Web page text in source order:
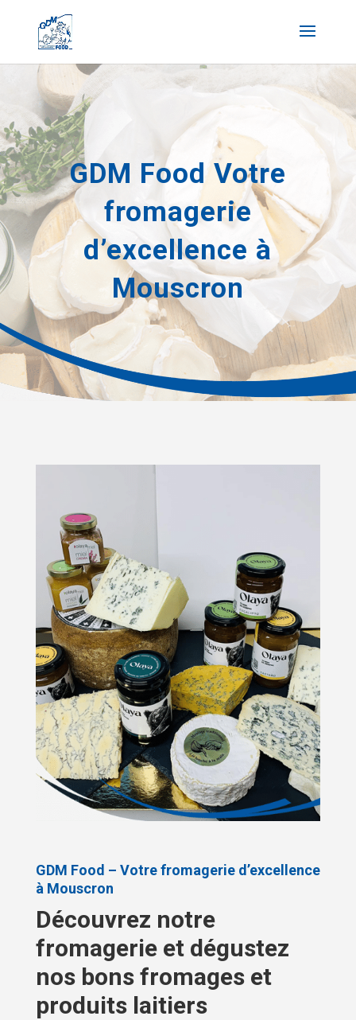
GDM Food Votre
fromagerie
d’excellence à
Mouscron
GDM Food – Votre fromagerie d’excellence
à Mouscron
Découvrez notre
fromagerie et dégustez
nos bons fromages et
produits laitiers